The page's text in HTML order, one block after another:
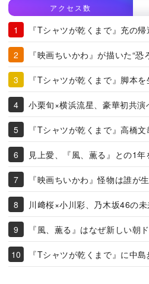
アクセス数
『Tシャツが乾くまで』充の
『映画ちいかわ』が描いた“恐
『Tシャツが乾くまで』脚本
小栗旬×横浜流星、豪華初共演
『Tシャツが乾くまで』高橋
見上愛、『風、薫る』との1年
『映画ちいかわ』怪物は誰が
川﨑桜×小川彩、乃木坂46の
『風、薫る』はなぜ新しい朝
『Tシャツが乾くまで』に中